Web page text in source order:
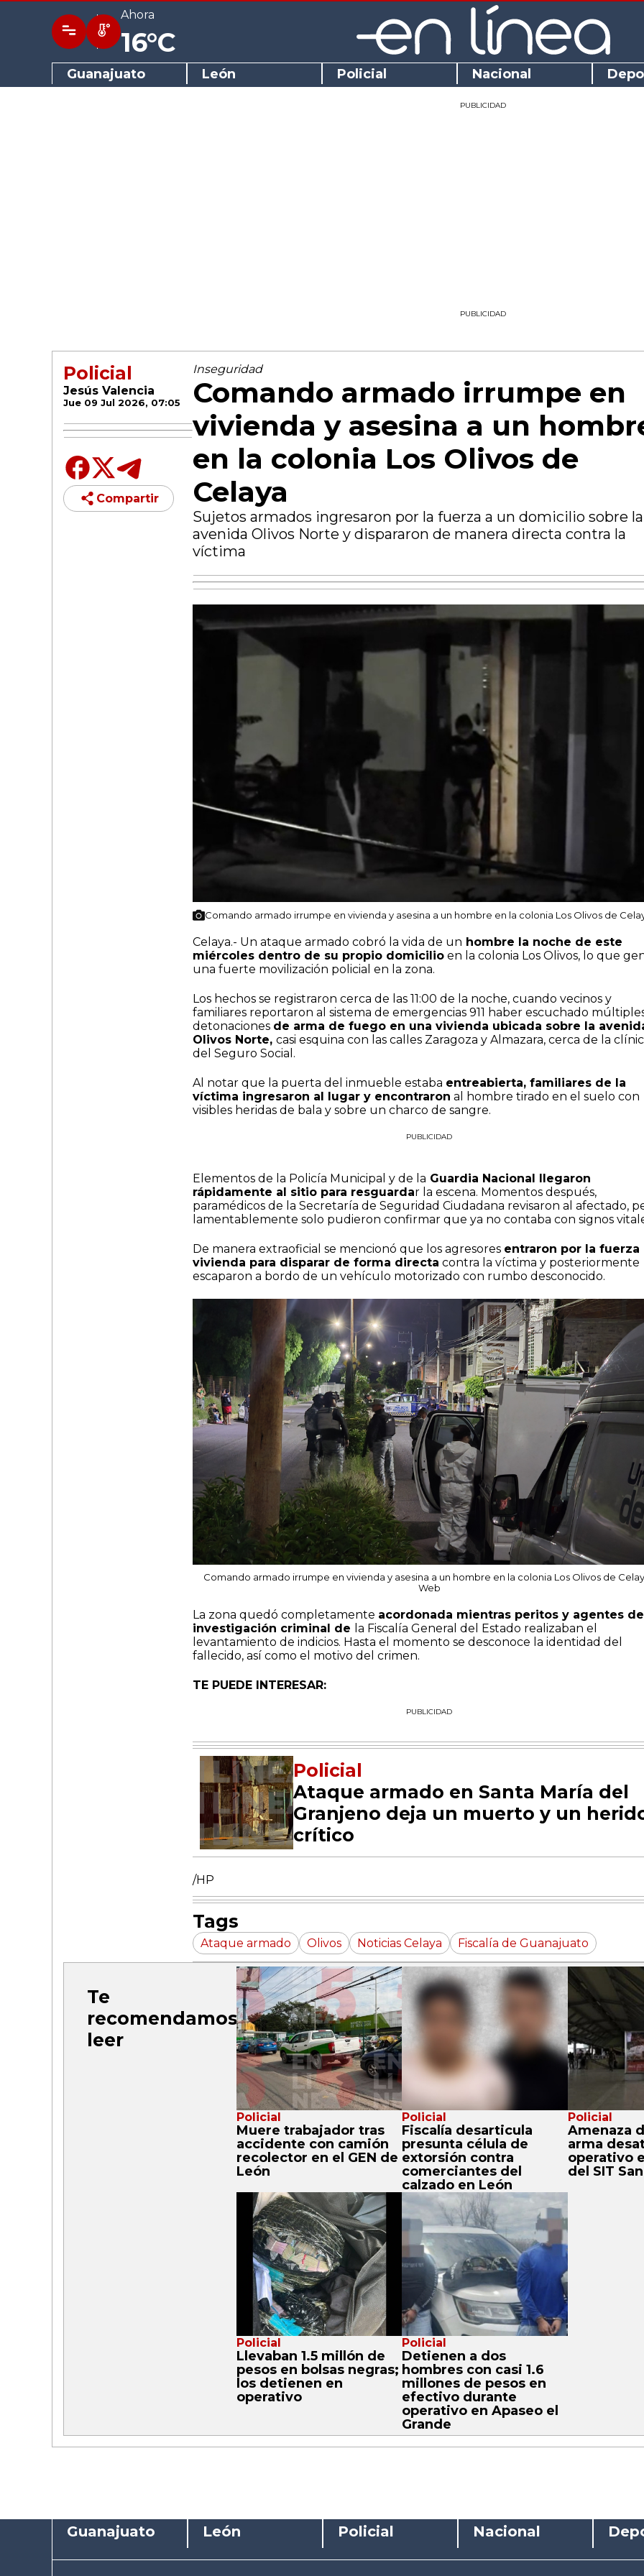
Ahora
16°C
Guanajuato León Policial Nacional
PUBLICIDAD
PUBLICIDAD
Policial
Jesús Valencia
Jue 09 Jul 2026, 07:05
Compartir
Inseguridad
Comando armado irrumpe en
vivienda y asesina a un
en la colonia Los Olivos de
Celaya
Sujetos armados ingresaron por la fuerza a un domicilio sobre la
avenida Olivos Norte y dispararon de manera directa contra la
víctima
Comando armado irrumpe en vivienda y asesina a un hombre en la colonia Los Olivos de
Celaya.- Un ataque armado cobró la vida de un hombre la noche de este
miércoles dentro de su propio domicilio en la colonia Los Olivos, lo que
una fuerte movilización policial en la zona.
Los hechos se registraron cerca de las 11:00 de la noche, cuando vecinos y
familiares reportaron al sistema de emergencias 911 haber escuchado
detonaciones de arma de fuego en una vivienda ubicada sobre la
Olivos Norte, casi esquina con las calles Zaragoza y Almazara, cerca de la
del Seguro Social.
Al notar que la puerta del inmueble estaba entreabierta, familiares de la
víctima ingresaron al lugar y encontraron al hombre tirado en el suelo con
visibles heridas de bala y sobre un charco de sangre.
PUBLICIDAD
Elementos de la Policía Municipal y de la Guardia Nacional llegaron
rápidamente al sitio para resguardar la escena. Momentos después,
paramédicos de la Secretaría de Seguridad Ciudadana revisaron al afectado,
lamentablemente solo pudieron confirmar que ya no contaba con signos
De manera extraoficial se mencionó que los agresores entraron por la fuerza
vivienda para disparar de forma directa contra la víctima y posteriormente
escaparon a bordo de un vehículo motorizado con rumbo desconocido.
Comando armado irrumpe en vivienda y asesina a un hombre en la colonia Los Olivos de
Web
La zona quedó completamente acordonada mientras peritos y agentes de
investigación criminal de la Fiscalía General del Estado realizaban el
levantamiento de indicios. Hasta el momento se desconoce la identidad del
fallecido, así como el motivo del crimen.
TE PUEDE INTERESAR:
PUBLICIDAD
Policial
Ataque armado en Santa María del
Granjeno deja un muerto y un
crítico
/HP
Tags
Ataque armado Olivos Noticias Celaya Fiscalía de Guanajuato
Te
recomendamos
leer
Policial
Muere trabajador tras
accidente con camión
recolector en el GEN de
León
Policial
Fiscalía desarticula
presunta célula de
extorsión contra
comerciantes del
calzado en León
Policial
Amenaza
arma
operativo
del SIT
Policial
Llevaban 1.5 millón de
pesos en bolsas negras;
los detienen en
operativo
Policial
Detienen a dos
hombres con casi 1.6
millones de pesos en
efectivo durante
operativo en Apaseo el
Grande
Guanajuato León Policial Nacional